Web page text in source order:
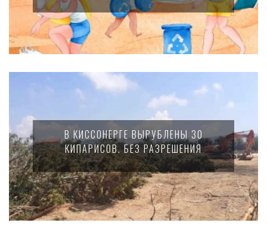
В КИССОНЕРГЕ ВЫРУБЛЕНЫ 30
КИПАРИСОВ. БЕЗ РАЗРЕШЕНИЯ